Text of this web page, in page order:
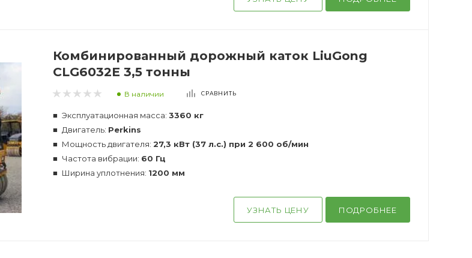
Комбинированный дорожный каток LiuGong
CLG6032E 3,5 тонны
В наличии СРАВНИТЬ
Эксплуатационная масса: 3360 кг
Двигатель: Perkins
Мощность двигателя: 27,3 кВт (37 л.с.) при 2 600 об/мин
Частота вибрации: 60 Гц
Ширина уплотнения: 1200 мм
УЗНАТЬ ЦЕНУ ПОДРОБНЕЕ